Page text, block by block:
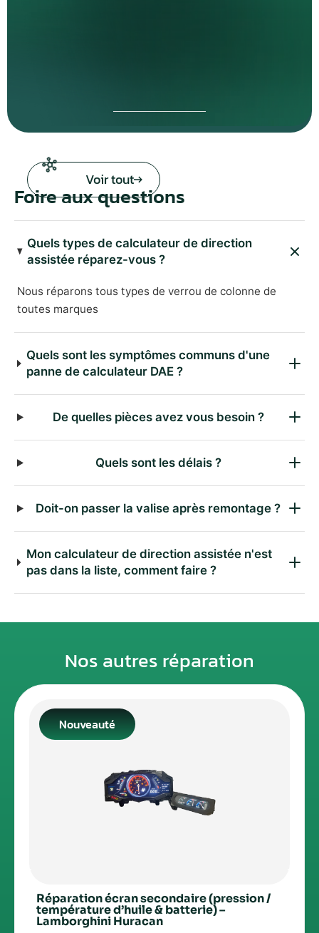
Voir tout
Foire aux questions
Quels types de calculateur de direction
assistée réparez-vous ?
Nous réparons tous types de verrou de colonne de
toutes marques
Quels sont les symptômes communs d'une
panne de calculateur DAE ?
De quelles pièces avez vous besoin ?
Quels sont les délais ?
Doit-on passer la valise après remontage ?
Mon calculateur de direction assistée n'est
pas dans la liste, comment faire ?
Nos autres réparation
Nouveauté
Réparation écran secondaire (pression /
température d’huile & batterie) –
Lamborghini Huracan